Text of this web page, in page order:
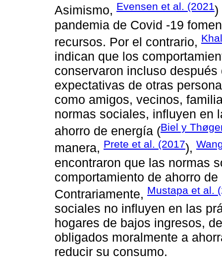
Asimismo, Evensen et al. (2021
pandemia de Covid -19
recursos. Por el contrario,
indican que los
conservaron incluso
expectativas de otras
como amigos, vecinos,
normas sociales, influyen en
ahorro de energía (Biel y
manera, Prete et al. (2017),
encontraron que las normas
comportamiento de ahorro
Contrariamente, Mustapa et al.
sociales no influyen en las
hogares de bajos ingresos,
obligados moralmente a
reducir su consumo.